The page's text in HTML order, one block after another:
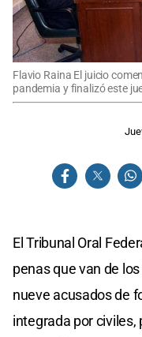
Flavio Raina El juicio
pandemia y finalizó este
El Tribunal Oral
penas que van de
nueve acusados de
integrada por civiles,